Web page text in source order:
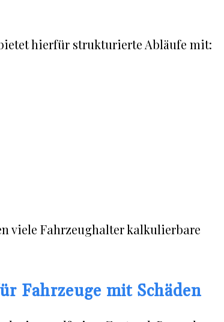
hierfür strukturierte Abläufe mit:
viele Fahrzeughalter kalkulierbare
Fahrzeuge mit Schäden